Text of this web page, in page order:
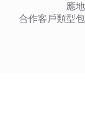
應
合作客戶類型